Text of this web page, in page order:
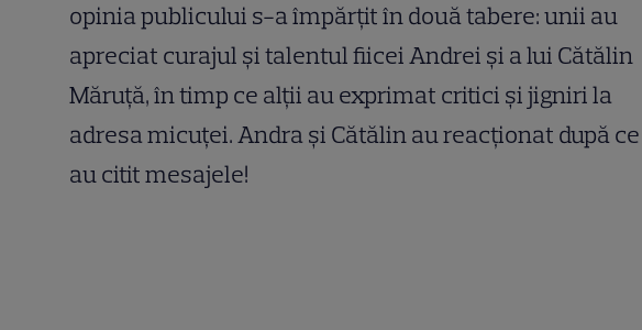
opinia publicului s-a împărțit în două tabere: unii au
apreciat curajul și talentul fiicei Andrei și a lui Cătălin
Măruță, în timp ce alții au exprimat critici și jigniri la
adresa micuței. Andra și Cătălin au reacționat după ce
au citit mesajele!